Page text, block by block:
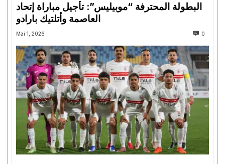
البطولة المحترفة “موبيليس”: تأجيل مباراة إتحاد
العاصمة وأتلتيك بارادو
Mai 1, 2026 0